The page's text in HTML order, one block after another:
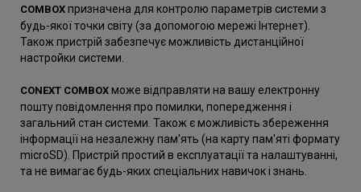
COMBOX призначена для контролю параметрів системи з
будь-якої точки світу (за допомогою мережі Інтернет).
Також пристрій забезпечує можливість дистанційної
настройки системи.
CONEXT COMBOX може відправляти на вашу електронну
пошту повідомлення про помилки, попередження і
загальний стан системи. Також є можливість збереження
інформації на незалежну пам'ять (на карту пам'яті формату
microSD). Пристрій простий в експлуатації та налаштуванні,
та не вимагає будь-яких спеціальних навичок і знань.